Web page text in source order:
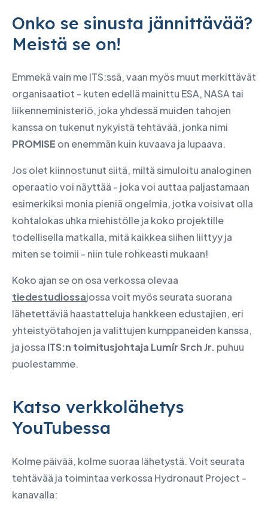
Onko se sinusta jännittävää?
Meistä se on!
Emmekä vain me ITS:ssä, vaan myös muut merkittävät
organisaatiot - kuten edellä mainittu ESA, NASA tai
liikenneministeriö, joka yhdessä muiden tahojen
kanssa on tukenut nykyistä tehtävää, jonka nimi
PROMISE on enemmän kuin kuvaava ja lupaava.
Jos olet kiinnostunut siitä, miltä simuloitu analoginen
operaatio voi näyttää - joka voi auttaa paljastamaan
esimerkiksi monia pieniä ongelmia, jotka voisivat olla
kohtalokas uhka miehistölle ja koko projektille
todellisella matkalla, mitä kaikkea siihen liittyy ja
miten se toimii - niin tule rohkeasti mukaan!
Koko ajan se on osa verkossa olevaa
tiedestudiossajossa voit myös seurata suorana
lähetettäviä haastatteluja hankkeen edustajien, eri
yhteistyötahojen ja valittujen kumppaneiden kanssa,
ja jossa ITS:n toimitusjohtaja Lumír Srch Jr. puhuu
puolestamme.
Katso verkkolähetys
YouTubessa
Kolme päivää, kolme suoraa lähetystä. Voit seurata
tehtävää ja toimintaa verkossa Hydronaut Project -
kanavalla: